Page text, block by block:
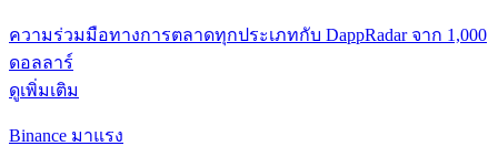
ความร่วมมือทางการตลาดทุกประเภทกับ DappRadar จาก 1,000
ดอลลาร์
ดูเพิ่มเติม
Binance มาแรง